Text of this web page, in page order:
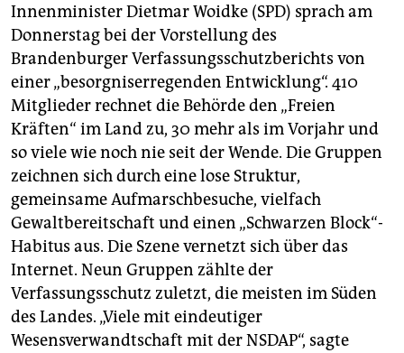
Innenminister Dietmar Woidke (SPD) sprach am
Donnerstag bei der Vorstellung des
Brandenburger Verfassungsschutzberichts von
einer „besorgniserregenden Entwicklung“. 410
Mitglieder rechnet die Behörde den „Freien
Kräften“ im Land zu, 30 mehr als im Vorjahr und
so viele wie noch nie seit der Wende. Die Gruppen
zeichnen sich durch eine lose Struktur,
gemeinsame Aufmarschbesuche, vielfach
Gewaltbereitschaft und einen „Schwarzen Block“-
Habitus aus. Die Szene vernetzt sich über das
Internet. Neun Gruppen zählte der
Verfassungsschutz zuletzt, die meisten im Süden
des Landes. „Viele mit eindeutiger
Wesensverwandtschaft mit der NSDAP“, sagte